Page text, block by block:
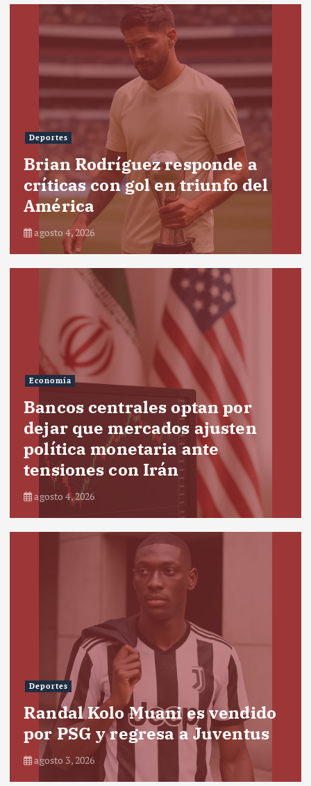
Deportes
Brian Rodríguez responde a
críticas con gol en triunfo del
América
agosto 4, 2026
Economía
Bancos centrales optan por
dejar que mercados ajusten
política monetaria ante
tensiones con Irán
agosto 4, 2026
Deportes
Randal Kolo Muani es vendido
por PSG y regresa a Juventus
agosto 3, 2026